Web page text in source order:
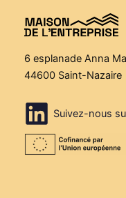
6 esplanade Anna
44600 Saint-Nazaire
Suivez-nous